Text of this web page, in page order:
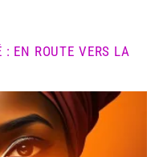
: EN ROUTE VERS LA